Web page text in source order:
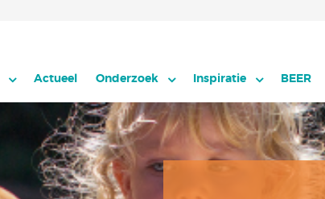
BEER
Inspiratie
Onderzoek
Actueel